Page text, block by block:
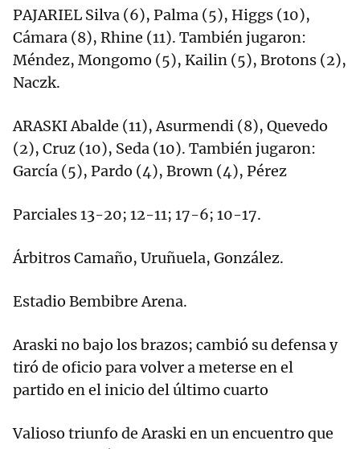
PAJARIEL Silva (6), Palma (5), Higgs (10),
Cámara (8), Rhine (11). También jugaron:
Méndez, Mongomo (5), Kailin (5), Brotons (2),
Naczk.
ARASKI Abalde (11), Asurmendi (8), Quevedo
(2), Cruz (10), Seda (10). También jugaron:
García (5), Pardo (4), Brown (4), Pérez
Parciales 13-20; 12-11; 17-6; 10-17.
Árbitros Camaño, Uruñuela, González.
Estadio Bembibre Arena.
Araski no bajo los brazos; cambió su defensa y
tiró de oficio para volver a meterse en el
partido en el inicio del último cuarto
Valioso triunfo de Araski en un encuentro que